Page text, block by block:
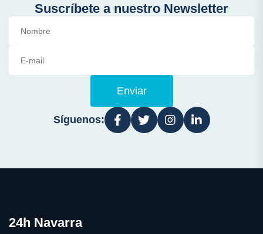
Suscríbete a nuestro Newsletter
Enviar
Síguenos:
24h Navarra